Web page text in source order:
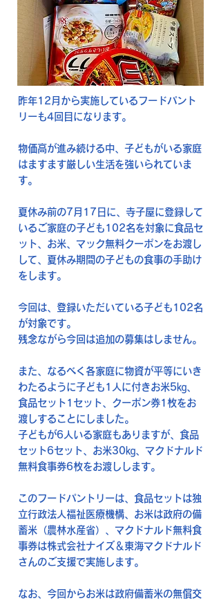
昨年12月から実施しているフードパント
リーも4回目になります。
物価高が進み続ける中、子どもがいる家庭
はますます厳しい生活を強いられていま
す。
夏休み前の7月17日に、寺子屋に登録して
いるご家庭の子ども102名を対象に食品セ
ット、お米、マック無料クーポンをお渡し
して、夏休み期間の子どもの食事の手助け
をします。
今回は、登録いただいている子ども102名
が対象です。
残念ながら今回は追加の募集はしません。
また、なるべく各家庭に物資が平等にいき
わたるように子ども1人に付きお米5㎏、
食品セット1セット、クーポン券1枚をお
渡しすることにしました。
子どもが6人いる家庭もありますが、食品
セット6セット、お米30㎏、マクドナルド
無料食事券6枚をお渡しします。
このフードパントリーは、食品セットは独
立行政法人福祉医療機構、お米は政府の備
蓄米（農林水産省）、マクドナルド無料食
事券は株式会社ナイズ＆東海マクドナルド
さんのご支援で実施します。
なお、今回からお米は政府備蓄米の無償交